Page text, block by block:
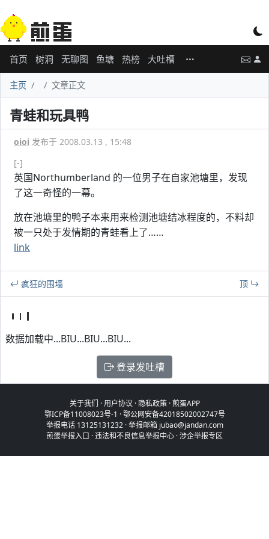
首页 树洞 无聊图 鱼塘 热榜 大吐槽
主页 文章正文
青蛙和玩具鸭
oioi 发布于 2008.03.13 , 15:48
[-]
英国Northumberland 的一位男子在自家池塘里，发现
了这一奇怪的一幕。
放在池塘里的鸭子本来用来检测池塘结冰程度的，不料却
被一只处于发情期的青蛙看上了……
link
疯狂的围墙 顶
数据加载中...BIU...BIU...BIU...
登录发吐槽
关于我们 ·用户协议 · 隐私政策·煎蛋APP
鄂ICP备11008023号-1 ·鄂公网安备42018502002747号
举报电话 13125131232 · 举报邮箱 jubao@jandan.com
煎蛋举报入口 ·违法和不良信息举报中心 ·涉企举报专区